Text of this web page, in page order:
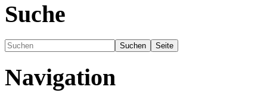
Suche
Navigation